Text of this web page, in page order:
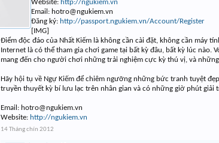
Website: http://ngukiem.vn
Email: hotro@ngukiem.vn
Đăng ký: http://passport.ngukiem.vn/Account/Register
[IMG]
Điểm độc đáo của Nhất Kiếm là không cần cài đặt, không cần máy
Internet là có thể tham gia chơi game tại bất kỳ đâu, bất kỳ lúc nào.
mang đến cho người chơi những trải nghiệm cực kỳ thú vị, và
Hãy hội tụ về Ngự Kiếm để chiêm ngưỡng những bức tranh tuyệt
truyền thuyết kỳ bí lưu lạc trên nhân gian và có những giờ phút giải
Email: hotro@ngukiem.vn
Website: http://ngukiem.vn
14 Tháng chín 2012